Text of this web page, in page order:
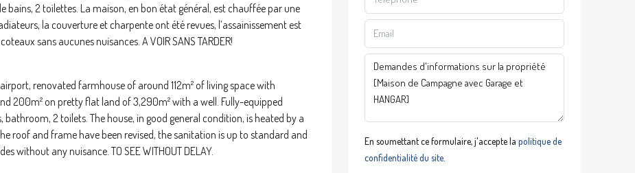
bains, 2 toilettes. La maison, en bon état général, est chauffée par une
la couverture et charpente ont été revues, l’assainissement est
sans aucunes nuisances. A VOIR SANS TARDER!
renovated farmhouse of around 112m² of living space with
200m² on pretty flat land of 3,290m² with a well. Fully-equipped
2 toilets. The house, in good general condition, is heated by a
roof and frame have been revised, the sanitation is up to standard and
without any nuisance. TO SEE WITHOUT DELAY.
En soumettant ce formulaire, j'accepte la politique de
confidentialité du site.